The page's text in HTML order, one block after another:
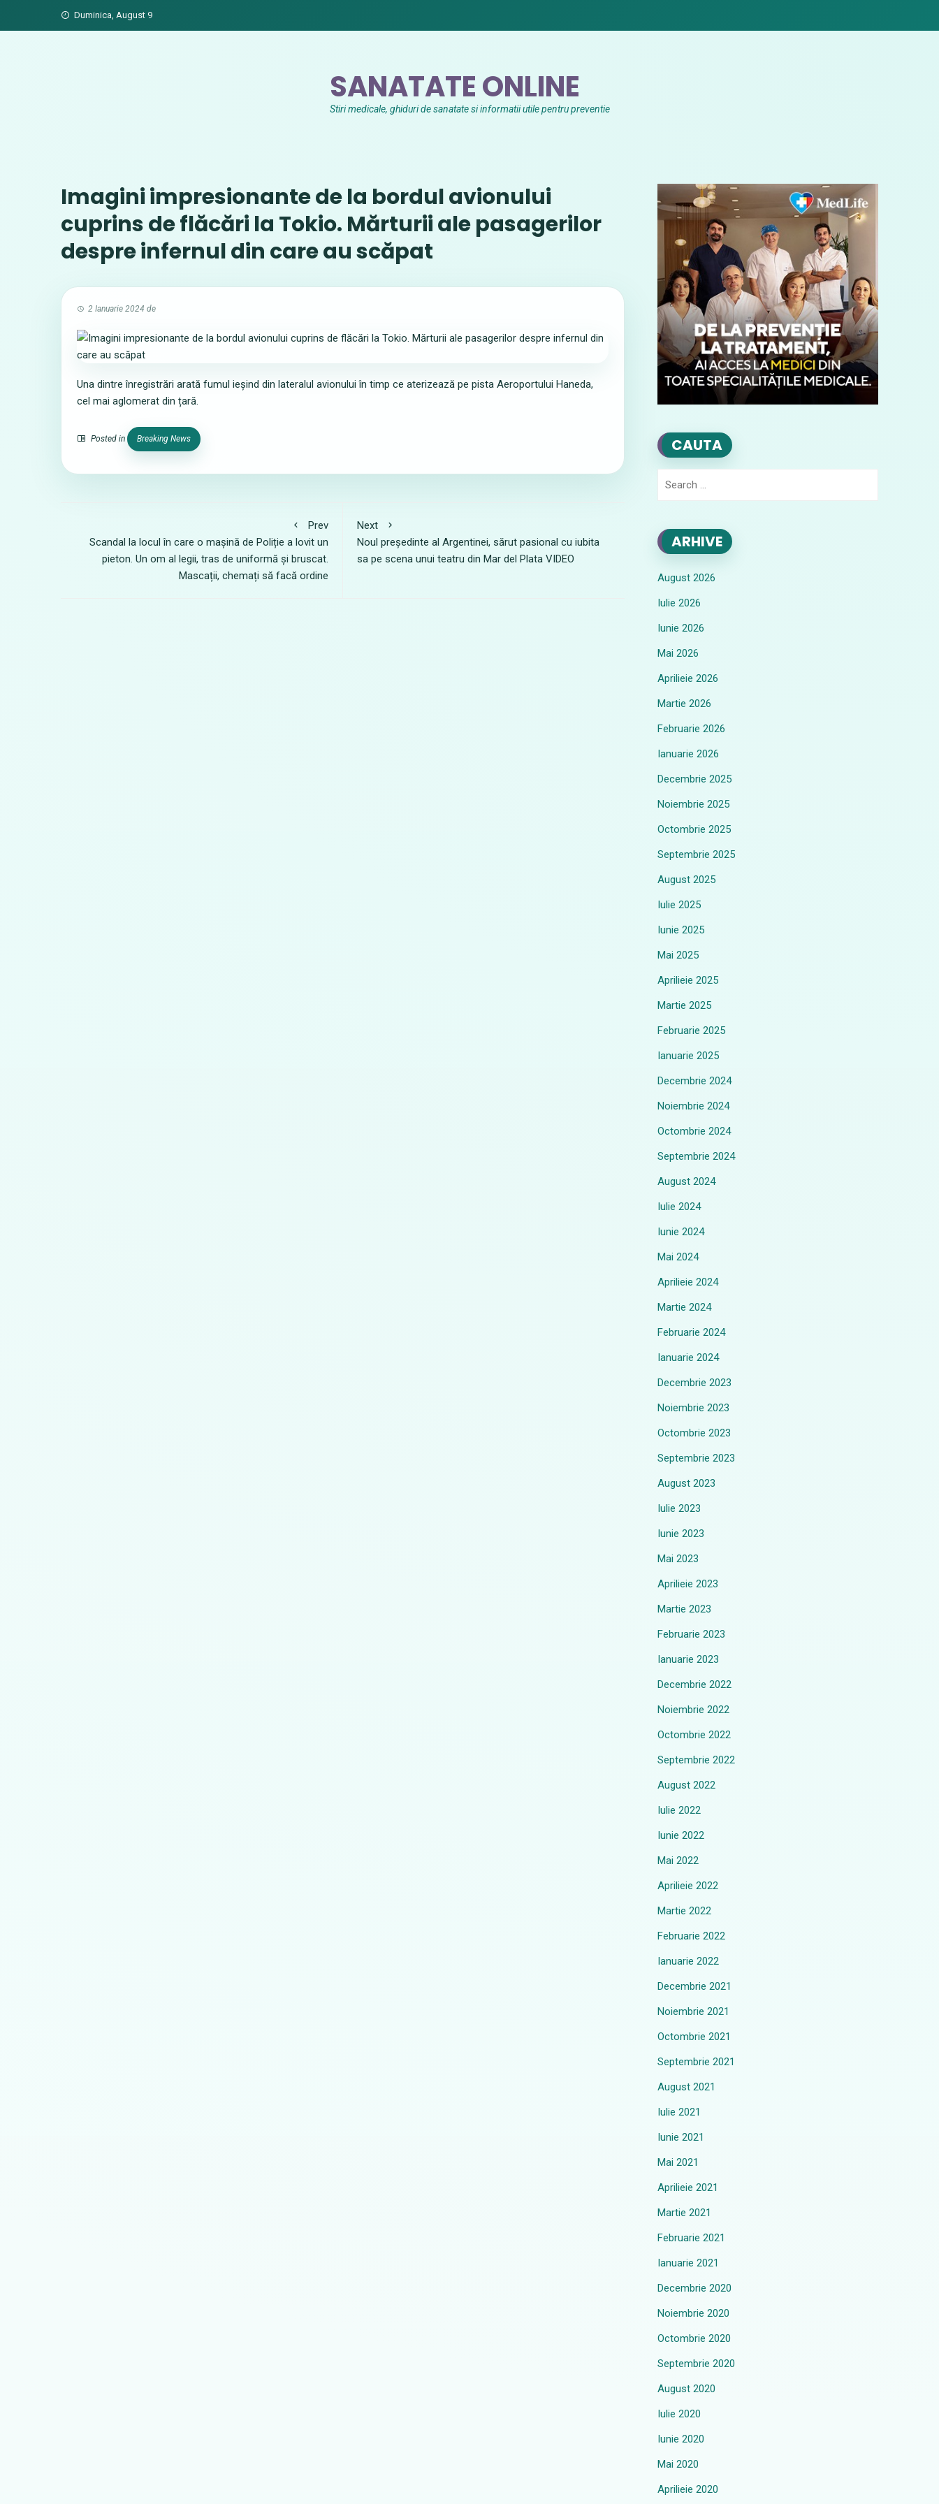
Duminica, August 9
SANATATE ONLINE
Stiri medicale, ghiduri de sanatate si informatii utile pentru preventie
Imagini impresionante de la bordul avionului
cuprins de flăcări la Tokio. Mărturii ale pasagerilor
despre infernul din care au scăpat
2 Ianuarie 2024 de
Una dintre înregistrări arată fumul ieșind din lateralul avionului în timp ce aterizează pe pista Aeroportului Haneda,
cel mai aglomerat din țară.
Posted in Breaking News
Prev
Scandal la locul în care o mașină de Poliție a lovit un
pieton. Un om al legii, tras de uniformă și bruscat.
Mascații, chemați să facă ordine
Next
Noul președinte al Argentinei, sărut pasional cu iubita
sa pe scena unui teatru din Mar del Plata VIDEO
CAUTA
ARHIVE
August 2026
Iulie 2026
Iunie 2026
Mai 2026
Aprilieie 2026
Martie 2026
Februarie 2026
Ianuarie 2026
Decembrie 2025
Noiembrie 2025
Octombrie 2025
Septembrie 2025
August 2025
Iulie 2025
Iunie 2025
Mai 2025
Aprilieie 2025
Martie 2025
Februarie 2025
Ianuarie 2025
Decembrie 2024
Noiembrie 2024
Octombrie 2024
Septembrie 2024
August 2024
Iulie 2024
Iunie 2024
Mai 2024
Aprilieie 2024
Martie 2024
Februarie 2024
Ianuarie 2024
Decembrie 2023
Noiembrie 2023
Octombrie 2023
Septembrie 2023
August 2023
Iulie 2023
Iunie 2023
Mai 2023
Aprilieie 2023
Martie 2023
Februarie 2023
Ianuarie 2023
Decembrie 2022
Noiembrie 2022
Octombrie 2022
Septembrie 2022
August 2022
Iulie 2022
Iunie 2022
Mai 2022
Aprilieie 2022
Martie 2022
Februarie 2022
Ianuarie 2022
Decembrie 2021
Noiembrie 2021
Octombrie 2021
Septembrie 2021
August 2021
Iulie 2021
Iunie 2021
Mai 2021
Aprilieie 2021
Martie 2021
Februarie 2021
Ianuarie 2021
Decembrie 2020
Noiembrie 2020
Octombrie 2020
Septembrie 2020
August 2020
Iulie 2020
Iunie 2020
Mai 2020
Aprilieie 2020